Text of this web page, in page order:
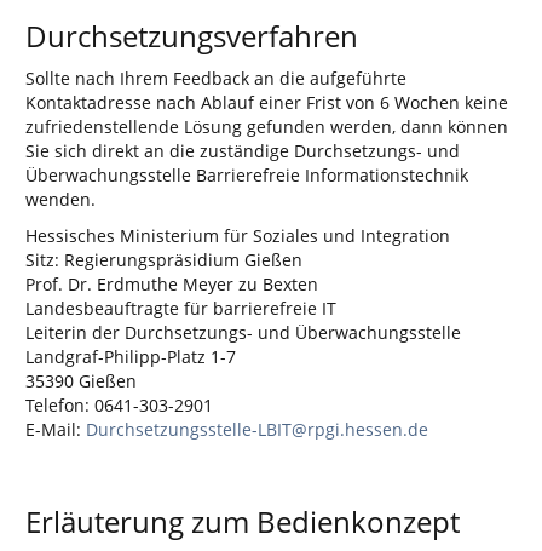
Durchsetzungsverfahren
Sollte nach Ihrem Feedback an die aufgeführte
Kontaktadresse nach Ablauf einer Frist von 6 Wochen keine
zufriedenstellende Lösung gefunden werden, dann können
Sie sich direkt an die zuständige Durchsetzungs- und
Überwachungsstelle Barrierefreie Informationstechnik
wenden.
Hessisches Ministerium für Soziales und Integration
Sitz: Regierungspräsidium Gießen
Prof. Dr. Erdmuthe Meyer zu Bexten
Landesbeauftragte für barrierefreie IT
Leiterin der Durchsetzungs- und Überwachungsstelle
Landgraf-Philipp-Platz 1-7
35390 Gießen
Telefon: 0641-303-2901
E-Mail: Durchsetzungsstelle-LBIT@rpgi.hessen.de
Erläuterung zum Bedienkonzept